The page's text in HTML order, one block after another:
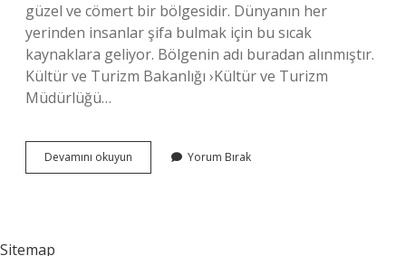
güzel ve cömert bir bölgesidir. Dünyanın her
yerinden insanlar şifa bulmak için bu sıcak
kaynaklara geliyor. Bölgenin adı buradan alınmıştır.
Kültür ve Turizm Bakanlığı ›Kültür ve Turizm
Müdürlüğü…
Devamını okuyun
Nasil
Yorum Bırak
Sitemap